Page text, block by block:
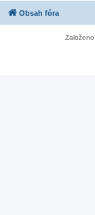
Obsah fóra